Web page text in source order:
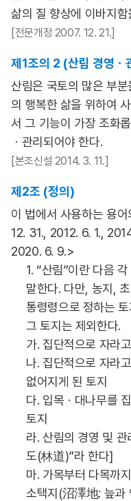
삶의 질 향상에 이바지
[전문개정 2007. 12. 21.]
제1조의 2 (산림 경영ㆍ
산림은 국토의 많은 부
의 행복한 삶을 위하여
서 그 기능이 가장 조화
ㆍ관리되어야 한다.
[본조신설 2014. 3. 11.]
제2조 (정의)
이 법에서 사용하는 용
12. 31., 2012. 6. 1.,
2020. 6. 9.>
1. “산림”이란 다음
말한다. 다만, 농지,
통령령으로 정하는
그 토지는 제외한다.
가. 집단적으로 자라
나. 집단적으로 자라
없어지게 된 토지
다. 입목ㆍ대나무를
토지
라. 산림의 경영 및
도(林道)”라 한다]
마. 가목부터 다목까
소택지(沼澤地: 늪과